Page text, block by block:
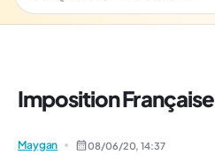
Imposition Française
Maygan 08/06/20,14:37